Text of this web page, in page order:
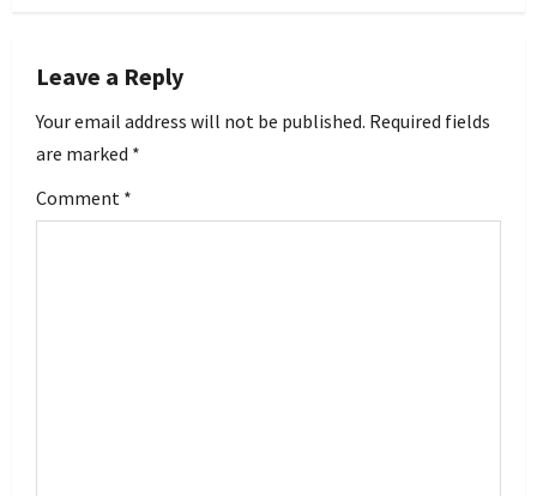
v
i
g
Leave a Reply
Your email address will not be published. Required fields
are marked *
Comment *